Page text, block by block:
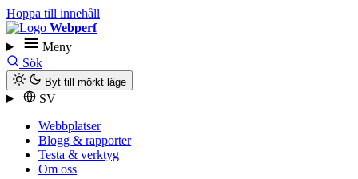
Hoppa till innehåll
Webperf
Meny
Sök
Byt till mörkt läge
SV
Webbplatser
Blogg & rapporter
Testa & verktyg
Om oss